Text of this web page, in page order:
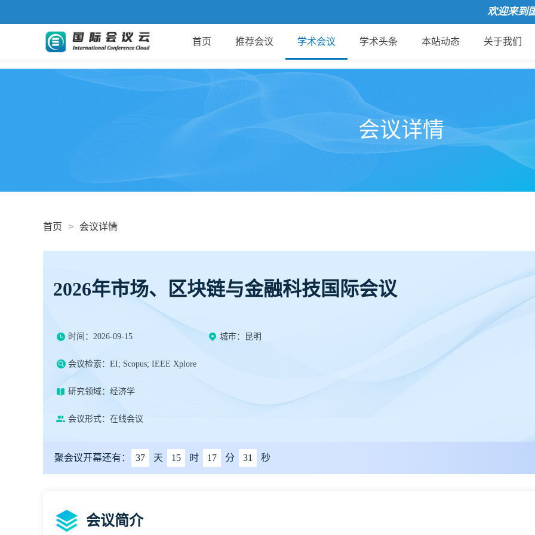
欢迎来到国际会
首页 推荐会议 学术会议 学术头条 本站动态 关于我们
会议详情
首页 > 会议详情
2026年市场、区块链与金融科技国际会议
时间：2026-09-15 城市：昆明
会议检索：EI; Scopus; IEEE Xplore
研究领域：经济学
会议形式：在线会议
聚会议开幕还有： 37 天 15 时 17 分 30 秒
会议简介